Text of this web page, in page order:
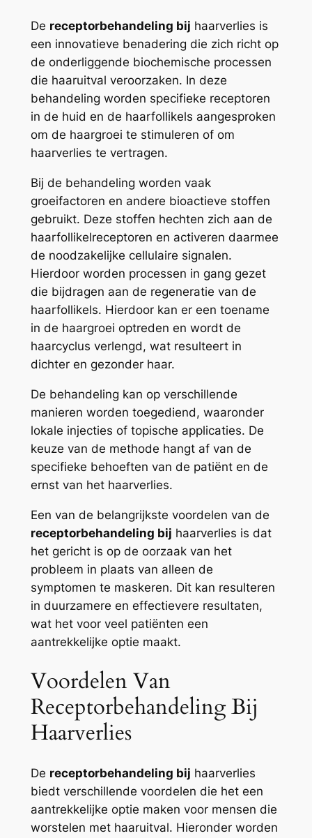
De receptorbehandeling bij haarverlies is
een innovatieve benadering die zich richt op
de onderliggende biochemische processen
die haaruitval veroorzaken. In deze
behandeling worden specifieke receptoren
in de huid en de haarfollikels aangesproken
om de haargroei te stimuleren of om
haarverlies te vertragen.
Bij de behandeling worden vaak
groeifactoren en andere bioactieve stoffen
gebruikt. Deze stoffen hechten zich aan de
haarfollikelreceptoren en activeren daarmee
de noodzakelijke cellulaire signalen.
Hierdoor worden processen in gang gezet
die bijdragen aan de regeneratie van de
haarfollikels. Hierdoor kan er een toename
in de haargroei optreden en wordt de
haarcyclus verlengd, wat resulteert in
dichter en gezonder haar.
De behandeling kan op verschillende
manieren worden toegediend, waaronder
lokale injecties of topische applicaties. De
keuze van de methode hangt af van de
specifieke behoeften van de patiënt en de
ernst van het haarverlies.
Een van de belangrijkste voordelen van de
receptorbehandeling bij haarverlies is dat
het gericht is op de oorzaak van het
probleem in plaats van alleen de
symptomen te maskeren. Dit kan resulteren
in duurzamere en effectievere resultaten,
wat het voor veel patiënten een
aantrekkelijke optie maakt.
Voordelen Van
Receptorbehandeling Bij
Haarverlies
De receptorbehandeling bij haarverlies
biedt verschillende voordelen die het een
aantrekkelijke optie maken voor mensen die
worstelen met haaruitval. Hieronder worden